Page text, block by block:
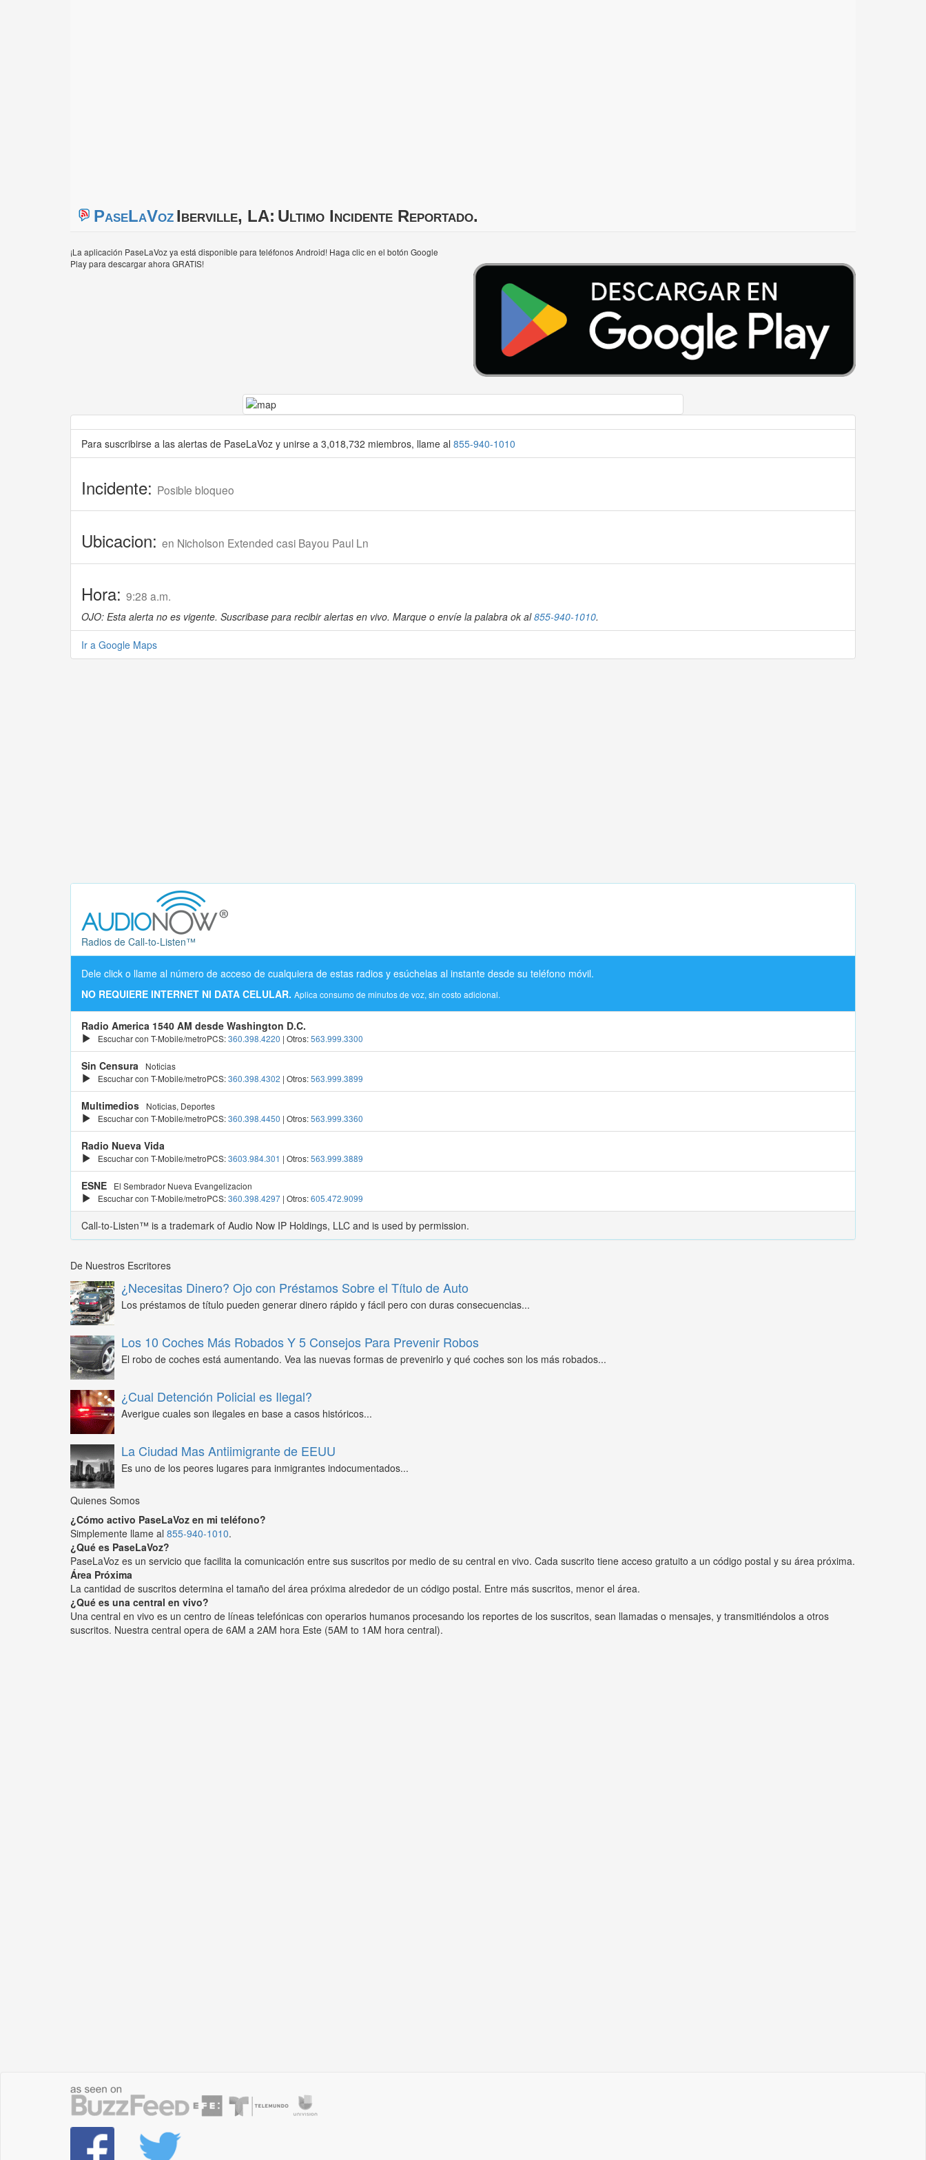
PaseLaVozIberville, LA: Ultimo Incidente Reportado.
¡La aplicación PaseLaVoz ya está disponible para teléfonos Android! Haga clic en el botón Google
Play para descargar ahora GRATIS!
Para suscribirse a las alertas de PaseLaVoz y unirse a 3,018,732 miembros, llame al 855-940-1010
Incidente: Posible bloqueo
Ubicacion: en Nicholson Extended casi Bayou Paul Ln
Hora: 9:28 a.m.
OJO: Esta alerta no es vigente. Suscribase para recibir alertas en vivo. Marque o envíe la palabra ok al855-940-1010.
Ir a Google Maps
Radios de Call-to-Listen™
Dele click o llame al número de acceso de cualquiera de estas radios y esúchelas al instante desde su teléfono móvil.
NO REQUIERE INTERNET NI DATA CELULAR. Aplica consumo de minutos de voz, sin costo adicional.
Radio America 1540 AM desde Washington D.C.
Escuchar con T-Mobile/metroPCS:360.398.4220 | Otros:563.999.3300
Sin Censura
Noticias
Escuchar con T-Mobile/metroPCS:360.398.4302 | Otros:563.999.3899
Multimedios
Noticias, Deportes
Escuchar con T-Mobile/metroPCS:360.398.4450 | Otros:563.999.3360
Radio Nueva Vida
Escuchar con T-Mobile/metroPCS:3603.984.301 | Otros:563.999.3889
ESNE
El Sembrador Nueva Evangelizacion
Escuchar con T-Mobile/metroPCS:360.398.4297 | Otros:605.472.9099
Call-to-Listen™ is a trademark of Audio Now IP Holdings, LLC and is used by permission.
De Nuestros Escritores
¿Necesitas Dinero? Ojo con Préstamos Sobre el Título de Auto
Los préstamos de título pueden generar dinero rápido y fácil pero con duras consecuencias...
Los 10 Coches Más Robados Y 5 Consejos Para Prevenir Robos
El robo de coches está aumentando. Vea las nuevas formas de prevenirlo y qué coches son los más robados...
¿Cual Detención Policial es Ilegal?
Averigue cuales son ilegales en base a casos históricos...
La Ciudad Mas Antiimigrante de EEUU
Es uno de los peores lugares para inmigrantes indocumentados...
Quienes Somos
¿Cómo activo PaseLaVoz en mi teléfono?
Simplemente llame al 855-940-1010.
¿Qué es PaseLaVoz?
PaseLaVoz es un servicio que facilita la comunicación entre sus suscritos por medio de su central en vivo. Cada suscrito tiene acceso gratuito a un código postal y su área próxima.
Área Próxima
La cantidad de suscritos determina el tamaño del área próxima alrededor de un código postal. Entre más suscritos, menor el área.
¿Qué es una central en vivo?
Una central en vivo es un centro de líneas telefónicas con operarios humanos procesando los reportes de los suscritos, sean llamadas o mensajes, y transmitiéndolos a otros
suscritos. Nuestra central opera de 6AM a 2AM hora Este (5AM to 1AM hora central).